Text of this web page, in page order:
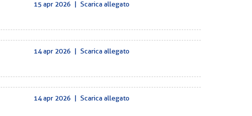
15 apr 2026 | Scarica allegato
14 apr 2026 | Scarica allegato
14 apr 2026 | Scarica allegato